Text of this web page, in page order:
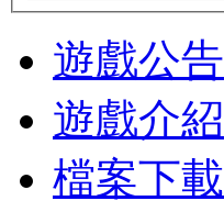
遊戲公告
遊戲介紹
檔案下載